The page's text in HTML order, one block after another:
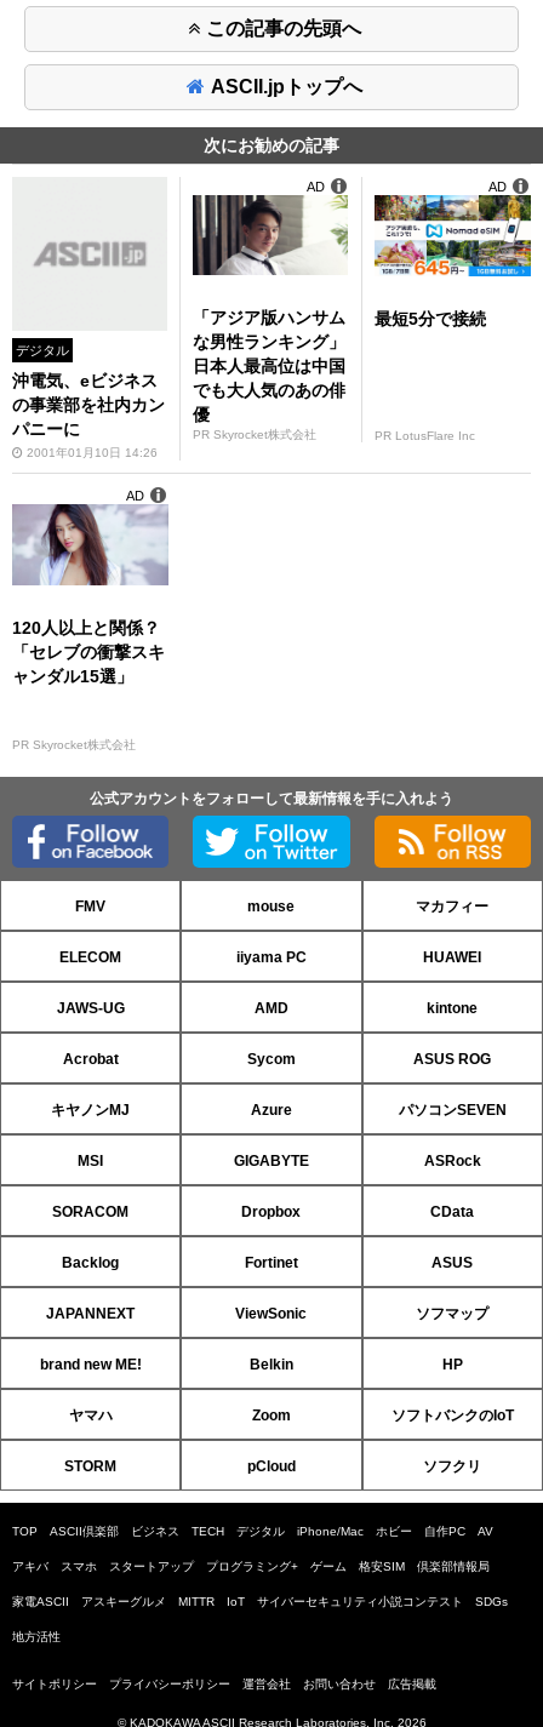
この記事の先頭へ
ASCII.jpトップへ
次にお勧めの記事
デジタル
沖電気、eビジネス
の事業部を社内カン
パニーに
2001年01月10日 14:26
「アジア版ハンサム
な男性ランキング」
日本人最高位は中国
でも大人気のあの俳
優
PR Skyrocket株式会社
AD
最短5分で接続
PR LotusFlare Inc
AD
120人以上と関係？
「セレブの衝撃スキ
ャンダル15選」
PR Skyrocket株式会社
AD
公式アカウントをフォローして最新情報を手に入れよう
FMV mouse マカフィー
ELECOM iiyama PC HUAWEI
JAWS-UG AMD kintone
Acrobat Sycom ASUS ROG
キヤノンMJ Azure パソコンSEVEN
MSI GIGABYTE ASRock
SORACOM Dropbox CData
Backlog Fortinet ASUS
JAPANNEXT ViewSonic ソフマップ
brand new ME! Belkin HP
ヤマハ Zoom ソフトバンクのIoT
STORM pCloud ソフクリ
TOP ASCII倶楽部 ビジネス TECH デジタル iPhone/Mac ホビー 自作PC AV
アキバ スマホ スタートアップ プログラミング+ ゲーム 格安SIM 倶楽部情報局
家電ASCII アスキーグルメ MITTR IoT サイバーセキュリティ小説コンテスト SDGs
地方活性
サイトポリシー プライバシーポリシー 運営会社 お問い合わせ 広告掲載
© KADOKAWA ASCII Research Laboratories, Inc. 2026